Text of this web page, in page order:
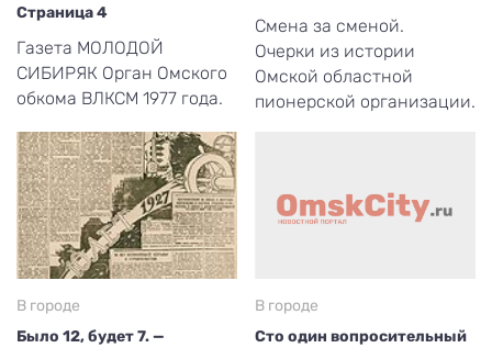
Страница 4
Газета МОЛОДОЙ
СИБИРЯК Орган Омского
обкома ВЛКСМ 1977 года.
Смена за сменой.
Очерки из истории
Омской областной
пионерской организации.
В городе
Было 12, будет 7. —
В городе
Сто один вопросительный